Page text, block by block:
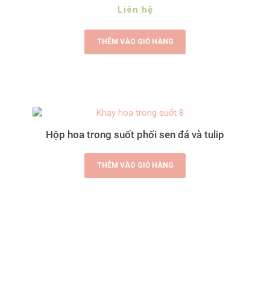
Liên hệ
THÊM VÀO GIỎ HÀNG
Hộp hoa trong suốt phối sen đá và tulip
THÊM VÀO GIỎ HÀNG